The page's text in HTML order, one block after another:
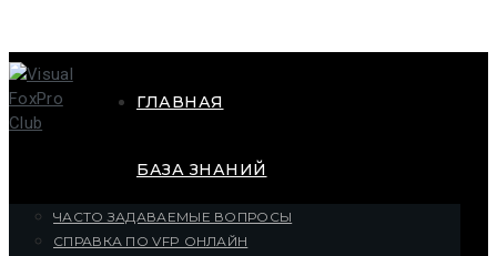
ГЛАВНАЯ
БАЗА ЗНАНИЙ
ЧАСТО ЗАДАВАЕМЫЕ ВОПРОСЫ
СПРАВКА ПО VFP ОНЛАЙН